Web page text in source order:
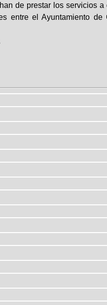
de prestar los servicios
entre el Ayuntamiento de